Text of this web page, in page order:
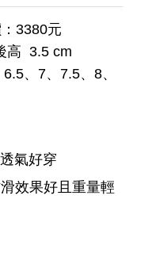
3380元
高 3.5 cm
、7、7.5、8、
氣好穿
效果好且重量輕